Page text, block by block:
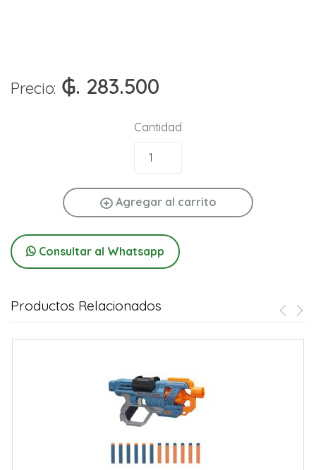
Precio: ₲. 283.500
Cantidad
Agregar al carrito
Consultar al Whatsapp
Productos Relacionados